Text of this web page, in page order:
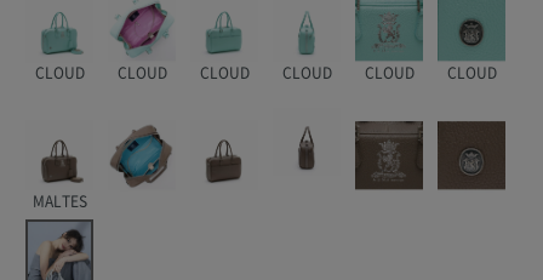
CLOUD CLOUD CLOUD CLOUD CLOUD CLOUD
MALTES